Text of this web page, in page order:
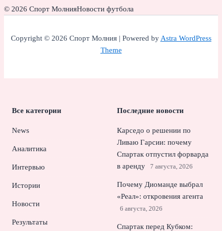
© 2026 Спорт МолнияНовости футбола
Copyright © 2026 Спорт Молния | Powered byAstra WordPress
Theme
Все категории
News
Аналитика
Интервью
Истории
Новости
Результаты
Последние новости
Карседо о решении по
Ливаю Гарсии: почему
Спартак отпустил форварда
в аренду
7 августа, 2026
Почему Диоманде выбрал
«Реал»: откровения агента
6 августа, 2026
Спартак перед Кубком: